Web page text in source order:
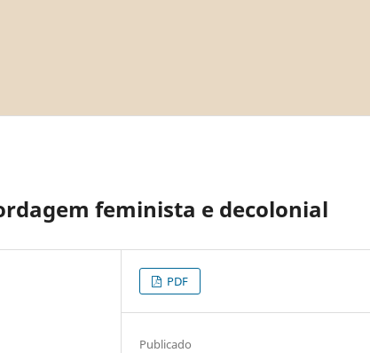
feminista e decolonial
PDF
Publicado